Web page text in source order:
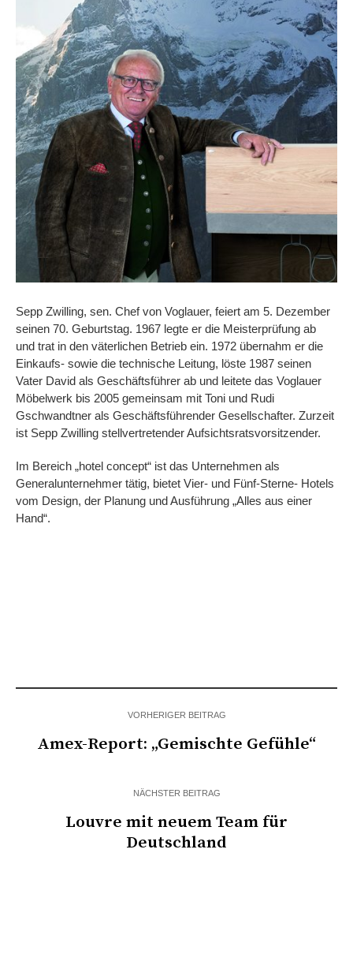
Sepp Zwilling, sen. Chef von Voglauer, feiert am 5. Dezember
seinen 70. Geburtstag. 1967 legte er die Meisterprüfung ab
und trat in den väterlichen Betrieb ein. 1972 übernahm er die
Einkaufs- sowie die technische Leitung, löste 1987 seinen
Vater David als Geschäftsführer ab und leitete das Voglauer
Möbelwerk bis 2005 gemeinsam mit Toni und Rudi
Gschwandtner als Geschäftsführender Gesellschafter. Zurzeit
ist Sepp Zwilling stellvertretender Aufsichtsratsvorsitzender.
Im Bereich „hotel concept“ ist das Unternehmen als
Generalunternehmer tätig, bietet Vier- und Fünf-Sterne- Hotels
vom Design, der Planung und Ausführung „Alles aus einer
Hand“.
VORHERIGER BEITRAG
Amex-Report: „Gemischte Gefühle“
NÄCHSTER BEITRAG
Louvre mit neuem Team für
Deutschland